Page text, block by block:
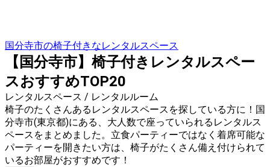
国分寺市の椅子付きなレンタルスペース
【国分寺市】椅子付きレンタルスペー
スおすすめTOP20
レンタルスペース / レンタルルーム
椅子のたくさんあるレンタルスペースを探している方に！国
分寺市(東京都)にある、大人数で座っていられるレンタルス
ペースをまとめました。立食パーティーではなく着席可能な
パーティーを開きたい方は、椅子がたくさん備え付けられて
いるお部屋がおすすめです！